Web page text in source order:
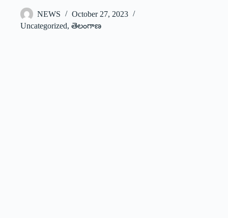
NEWS
October 27, 2023
Uncategorized, తెలంగాణ